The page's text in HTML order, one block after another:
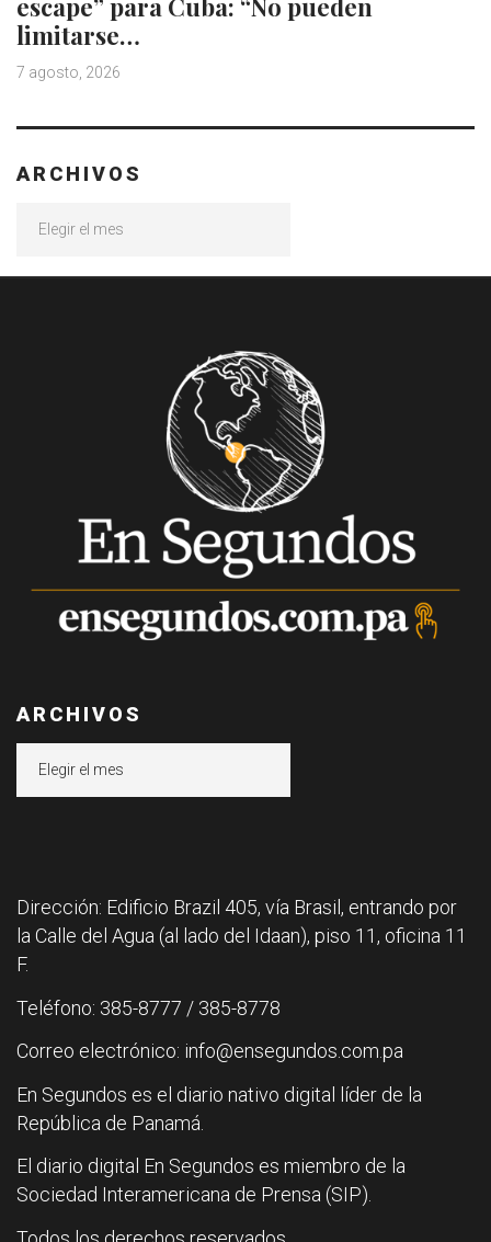
limitarse…
7 agosto, 2026
ARCHIVOS
ARCHIVOS
Dirección: Edificio Brazil 405, vía Brasil, entrando por
la Calle del Agua (al lado del Idaan), piso 11, oficina 11
F.
Teléfono: 385-8777 / 385-8778
Correo electrónico: info@ensegundos.com.pa
En Segundos es el diario nativo digital líder de la
República de Panamá.
El diario digital En Segundos es miembro de la
Sociedad Interamericana de Prensa (SIP).